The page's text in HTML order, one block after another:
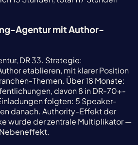
Agentur mit Author-
DR 33. Strategie:
etablieren, mit klarer Position
Themen. Über 18 Monate:
davon 8 in DR-70+-
folgten: 5 Speaker-
danach. Authority-Effekt der
wurde der zentrale Multiplikator —